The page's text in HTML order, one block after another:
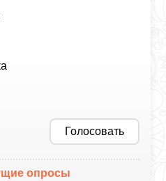
Голосовать
опросы